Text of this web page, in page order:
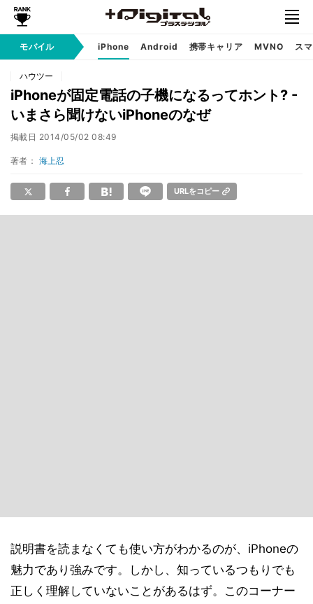
モバイル iPhone Android 携帯キャリア MVNO ス
ハウツー
iPhoneが固定電話の子機になるってホント? -
いまさら聞けないiPhoneのなぜ
掲載日 2014/05/02 08:49
著者： 海上忍
URLをコピー
説明書を読まなくても使い方がわかるのが、iPhoneの
魅力であり強みです。しかし、知っているつもりでも
正しく理解していないことがあるはず。このコーナー